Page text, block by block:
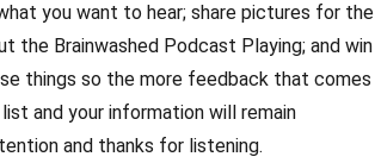
you want to hear; share pictures for the
the Brainwashed Podcast Playing; and win
things so the more feedback that comes
and your information will remain
and thanks for listening.